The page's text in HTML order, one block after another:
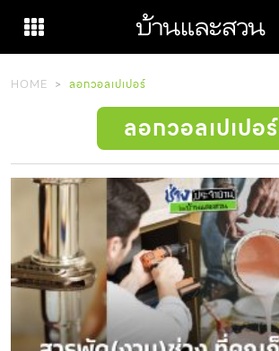
content
HOME ลอกวอลเปเปอร์
ลอกวอลเปเปอร์